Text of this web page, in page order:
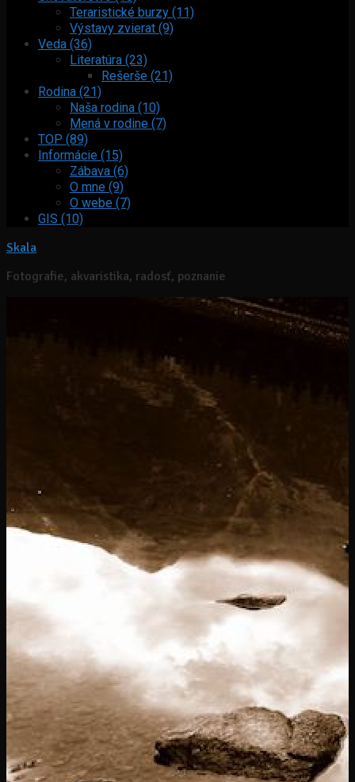
Teraristické burzy (11)
Výstavy zvierat (9)
Veda (36)
Literatúra (23)
Rešerše (21)
Rodina (21)
Naša rodina (10)
Mená v rodine (7)
TOP (89)
Informácie (15)
Zábava (6)
O mne (9)
O webe (7)
GIS (10)
Skala
Fotografie, akvaristika, radosť, poznanie